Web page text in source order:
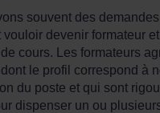
souvent des
vouloir devenir formateur
cours. Les formateurs
le profil correspond à
du poste et qui sont
dispenser un ou